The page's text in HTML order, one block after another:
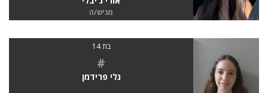
מגיש/ה
בת 14
#
נלי פרידמן